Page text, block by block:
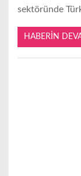
sektöründe
HABERIN